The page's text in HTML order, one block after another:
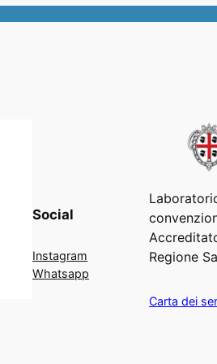
Social
Instagram
Whatsapp
Regione
Carta dei